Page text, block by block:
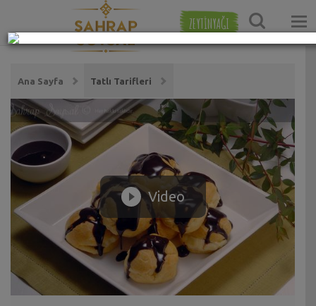
ZEYTİNYAĞI
Ana Sayfa Tatlı Tarifleri
Video